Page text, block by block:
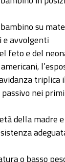
su
e avvolgenti
feto e del
americani,
triplica
nei
della madre
o basso